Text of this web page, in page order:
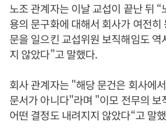
노조 관계자는 이날 교섭이 끝난 뒤
용의 문구화에 대해서 회사가 여전
문을 일으킨 교섭위원 보직해임도
지 않았다”고 말했다.
회사 관계자는 "해당 문건은 회사에
문서가 아니다"라며 "이모 전무의 보
어떤 결정도 내려지지 않았다“고 말